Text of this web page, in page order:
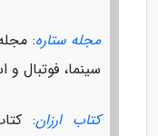
مجله ستاره:
سینما، فوتبال و
کتاب ارزان: